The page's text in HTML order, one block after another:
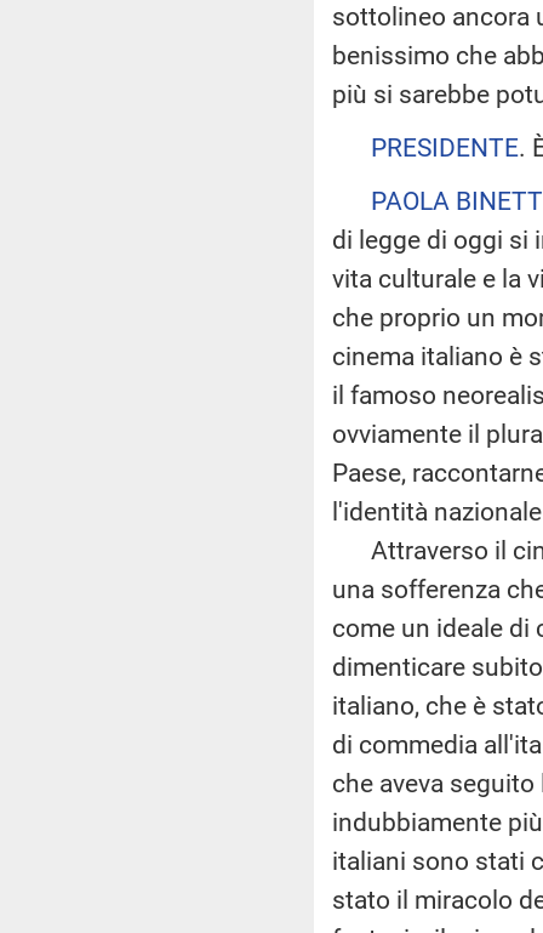
sottolineo ancora
benissimo che
più si sarebbe
PRESIDENTE.
PAOLA
di legge di oggi si
vita culturale e la
che proprio un
cinema italiano è
il famoso
ovviamente il
Paese,
l'identità
Attraverso il
una sofferenza
come un ideale di
dimenticare
italiano, che è
di commedia
che aveva
indubbiamente
italiani sono stati
stato il miracolo